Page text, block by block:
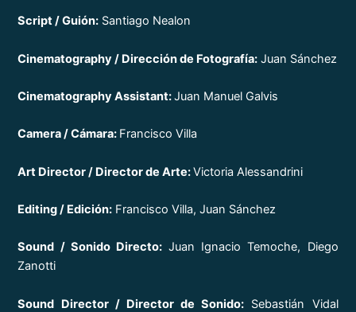
Script / Guión: Santiago Nealon
Cinematography / Dirección de Fotografía: Juan Sánchez
Cinematography Assistant:Juan Manuel Galvis
Camera / Cámara: Francisco Villa
Art Director / Director de Arte:Victoria Alessandrini
Editing / Edición: Francisco Villa, Juan Sánchez
Sound / Sonido Directo: Juan Ignacio Temoche, Diego
Zanotti
Sound Director / Director de Sonido: Sebastián Vidal